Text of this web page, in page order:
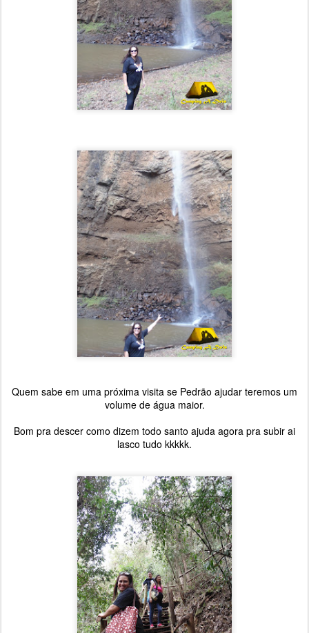
Quem sabe em uma próxima visita se Pedrão ajudar teremos um
volume de água maior.
Bom pra descer como dizem todo santo ajuda agora pra subir ai
lasco tudo kkkkk.